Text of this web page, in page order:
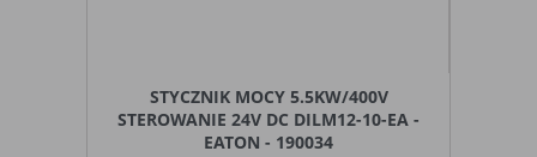
STYCZNIK MOCY 5.5KW/400V
STEROWANIE 24V DC DILM12-10-EA -
EATON - 190034